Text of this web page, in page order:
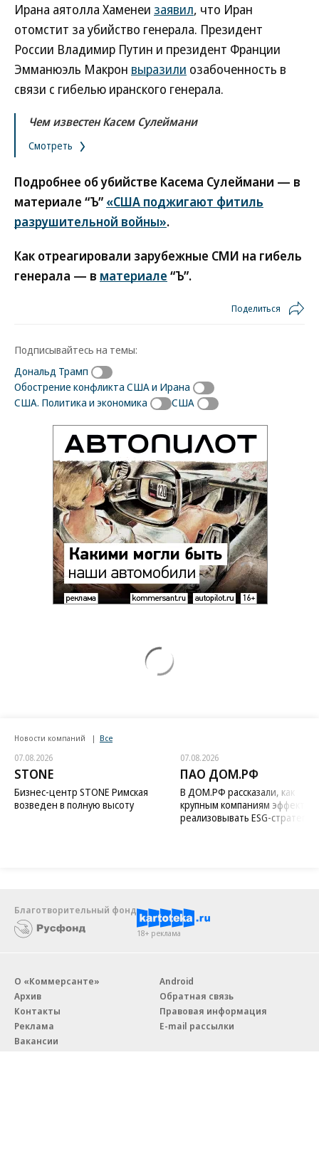
Ирана аятолла Хаменеи заявил, что Иран
отомстит за убийство генерала. Президент
России Владимир Путин и президент Франции
Эмманюэль Макрон выразили озабоченность в
связи с гибелью иранского генерала.
Чем известен Касем Сулеймани
Смотреть
Подробнее об убийстве Касема Сулеймани — в
материале “Ъ” «США поджигают фитиль
разрушительной войны».
Как отреагировали зарубежные СМИ на гибель
генерала — в материале “Ъ”.
Поделиться
Подписывайтесь на темы:
Дональд Трамп
Обострение конфликта США и Ирана
США. Политика и экономика
США
Новости компаний Все
07.08.2026
STONE
Бизнес-центр STONE Римская
возведен в полную высоту
07.08.2026
ПАО ДОМ.РФ
В ДОМ.РФ рассказали, как
крупным компаниям
реализовывать ESG-стратегию
Благотворительный фонд
18+ реклама
О «Коммерсанте»
Архив
Контакты
Реклама
Вакансии
Android
Обратная связь
Правовая информация
E-mail рассылки